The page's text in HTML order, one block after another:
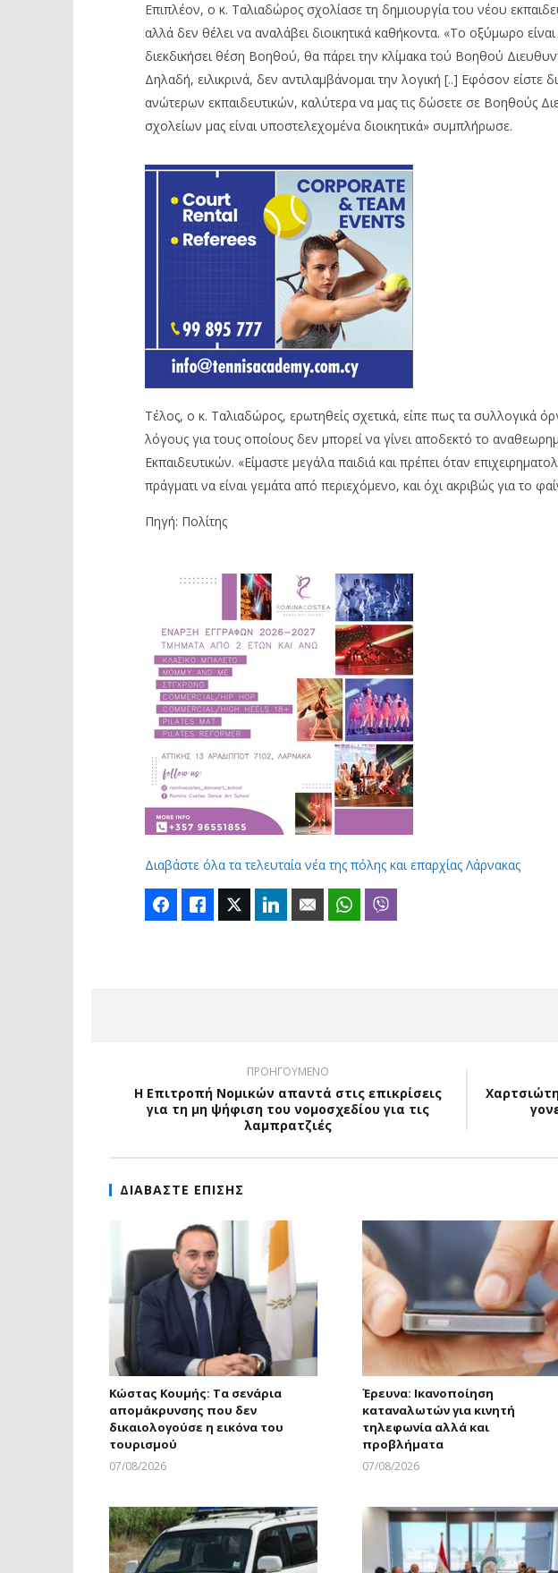
Επιπλέον, ο κ. Ταλιαδώρος σχολίασε τη δημιουργία του νέου
αλλά δεν θέλει να αναλάβει διοικητικά καθήκοντα. «Το οξύμωρο
διεκδικήσει θέση Βοηθού, θα πάρει την κλίμακα τού Βοηθού
Δηλαδή, ειλικρινά, δεν αντιλαμβάνομαι την λογική [..] Εφόσον είστε
ανώτερων εκπαιδευτικών, καλύτερα να μας τις δώσετε σε Βοηθούς
σχολείων μας είναι υποστελεχομένα διοικητικά» συμπλήρωσε.
Τέλος, ο κ. Ταλιαδώρος, ερωτηθείς σχετικά, είπε πως τα συλλογικά
λόγους για τους οποίους δεν μπορεί να γίνει αποδεκτό το
Εκπαιδευτικών. «Είμαστε μεγάλα παιδιά και πρέπει όταν
πράγματι να είναι γεμάτα από περιεχόμενο, και όχι ακριβώς για το
Πηγή: Πολίτης
Διαβάστε όλα τα τελευταία νέα της πόλης και επαρχίας Λάρνακας
FacebookLike Twitter LinkedIn Email WhatsApp
ΠΡΟΗΓΟΥΜΕΝΟ
Η Επιτροπή Νομικών απαντά στις επικρίσεις
για τη μη ψήφιση του νομοσχεδίου για τις
λαμπρατζιές
ΔΙΑΒΑΣΤΕ ΕΠΙΣΗΣ
Κώστας Κουμής: Τα σενάρια
απομάκρυνσης που δεν
δικαιολογούσε η εικόνα του
τουρισμού
07/08/2026
Έρευνα: Ικανοποίηση
καταναλωτών για κινητή
τηλεφωνία αλλά και
προβλήματα
07/08/2026